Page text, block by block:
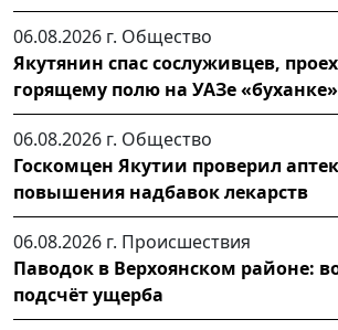
06.08.2026 г. Общество
Якутянин спас сослуживцев,
горящему полю на УАЗе «буханке»
06.08.2026 г. Общество
Госкомцен Якутии проверил
повышения надбавок лекарств
06.08.2026 г. Происшествия
Паводок в Верхоянском районе:
подсчёт ущерба